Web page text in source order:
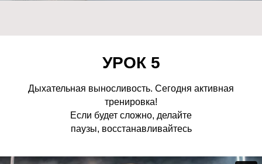
УРОК 5
Дыхательная выносливость. Сегодня активная
тренировка!
Если будет сложно, делайте
паузы, восстанавливайтесь